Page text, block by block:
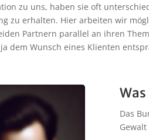
zu uns, haben sie oft
zu erhalten. Hier arbeiten wir
Partnern parallel an ihren
dem Wunsch eines Klienten
Das
Gewalt